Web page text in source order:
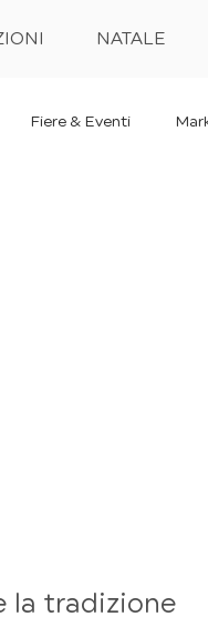
NATALE
Fiere & Eventi
la tradizione